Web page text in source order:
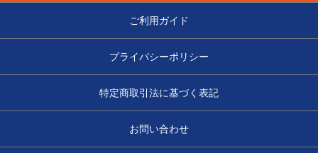
ご利用ガイド
プライバシーポリシー
特定商取引法に基づく表記
お問い合わせ